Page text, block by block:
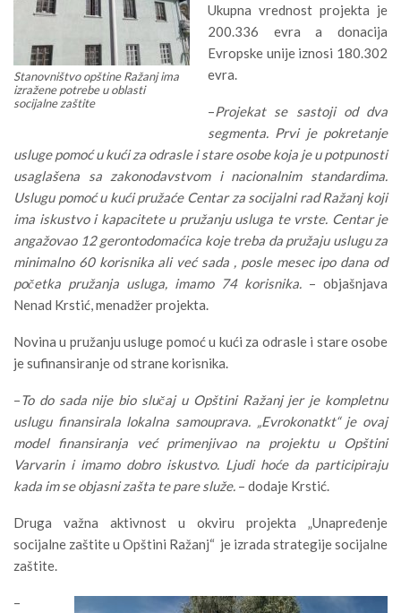
Stanovništvo opštine Ražanj ima
izražene potrebe u oblasti
socijalne zaštite
Ukupna vrednost projekta je
200.336 evra a donacija
Evropske unije iznosi 180.302
evra.
–Projekat se sastoji od dva
segmenta. Prvi je pokretanje
usluge pomoć u kući za odrasle i stare osobe koja je u potpunosti
usaglašena sa zakonodavstvom i nacionalnim standardima.
Uslugu pomoć u kući pružaće Centar za socijalni rad Ražanj koji
ima iskustvo i kapacitete u pružanju usluga te vrste. Centar je
angažovao 12 gerontodomaćica koje treba da pružaju uslugu za
minimalno 60 korisnika ali već sada , posle mesec ipo dana od
početka pružanja usluga, imamo 74 korisnika. – objašnjava
Nenad Krstić, menadžer projekta.
Novina u pružanju usluge pomoć u kući za odrasle i stare osobe
je sufinansiranje od strane korisnika.
–To do sada nije bio slučaj u Opštini Ražanj jer je kompletnu
uslugu finansirala lokalna samouprava. „Evrokonatkt“ je ovaj
model finansiranja već primenjivao na projektu u Opštini
Varvarin i imamo dobro iskustvo. Ljudi hoće da participiraju
kada im se objasni zašta te pare služe. – dodaje Krstić.
Druga važna aktivnost u okviru projekta „Unapređenje
socijalne zaštite u Opštini Ražanj“ je izrada strategije socijalne
zaštite.
–